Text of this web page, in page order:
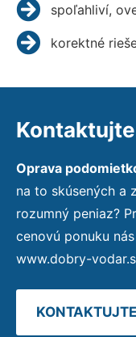
spoľahliví,
korektné
Oprava
na to skúsených a
rozumný peniaz?
cenovú ponuku
www.dobry-